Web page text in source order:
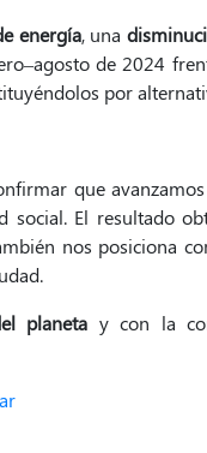
energía, una
de 2024
por
que
social. El resultado
nos posiciona
planeta y con la